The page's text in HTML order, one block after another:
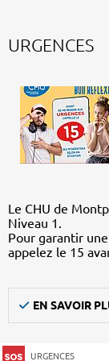
URGENCES
Le CHU de
Niveau 1.
Pour garantir
appelez le 15
EN SAVOIR
URGENCES